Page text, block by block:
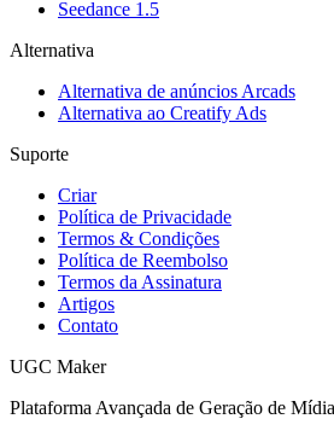
Seedance 1.5
Alternativa
Alternativa de anúncios Arcads
Alternativa ao Creatify Ads
Suporte
Criar
Política de Privacidade
Termos & Condições
Política de Reembolso
Termos da Assinatura
Artigos
Contato
UGC Maker
Plataforma Avançada de Geração de